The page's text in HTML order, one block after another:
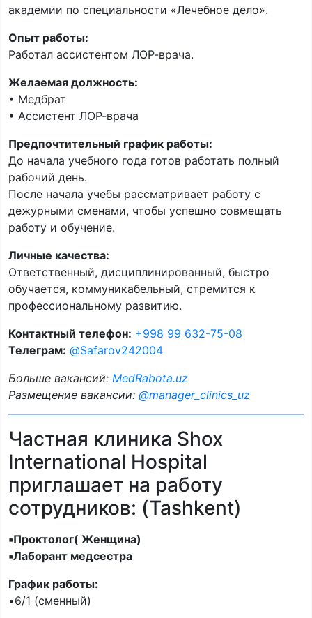
академии по специальности «Лечебное дело».
Опыт работы:
Работал ассистентом ЛОР-врача.
Желаемая должность:
• Медбрат
• Ассистент ЛОР-врача
Предпочтительный график работы:
До начала учебного года готов работать полный
рабочий день.
После начала учебы рассматривает работу с
дежурными сменами, чтобы успешно совмещать
работу и обучение.
Личные качества:
Ответственный, дисциплинированный, быстро
обучается, коммуникабельный, стремится к
профессиональному развитию.
Контактный телефон: +998 99 632-75-08
Телеграм: @Safarov242004
Больше вакансий: MedRabota.uz
Размещение вакансии: @manager_clinics_uz
Частная клиника Shox
International Hospital
приглашает на работу
сотрудников: (Tashkent)
▪️Проктолог( Женщина)
▪️Лаборант медсестра
График работы:
▪️6/1 (сменный)